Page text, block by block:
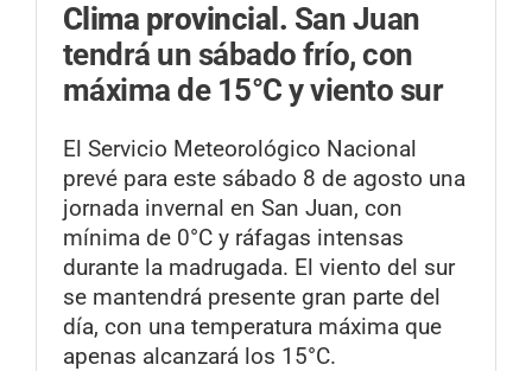
Clima provincial. San Juan
tendrá un sábado frío, con
máxima de 15°C y viento sur
El Servicio Meteorológico Nacional
prevé para este sábado 8 de agosto una
jornada invernal en San Juan, con
mínima de 0°C y ráfagas intensas
durante la madrugada. El viento del sur
se mantendrá presente gran parte del
día, con una temperatura máxima que
apenas alcanzará los 15°C.